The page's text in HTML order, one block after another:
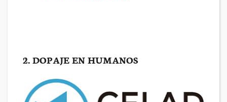
2. DOPAJE EN HUMANOS